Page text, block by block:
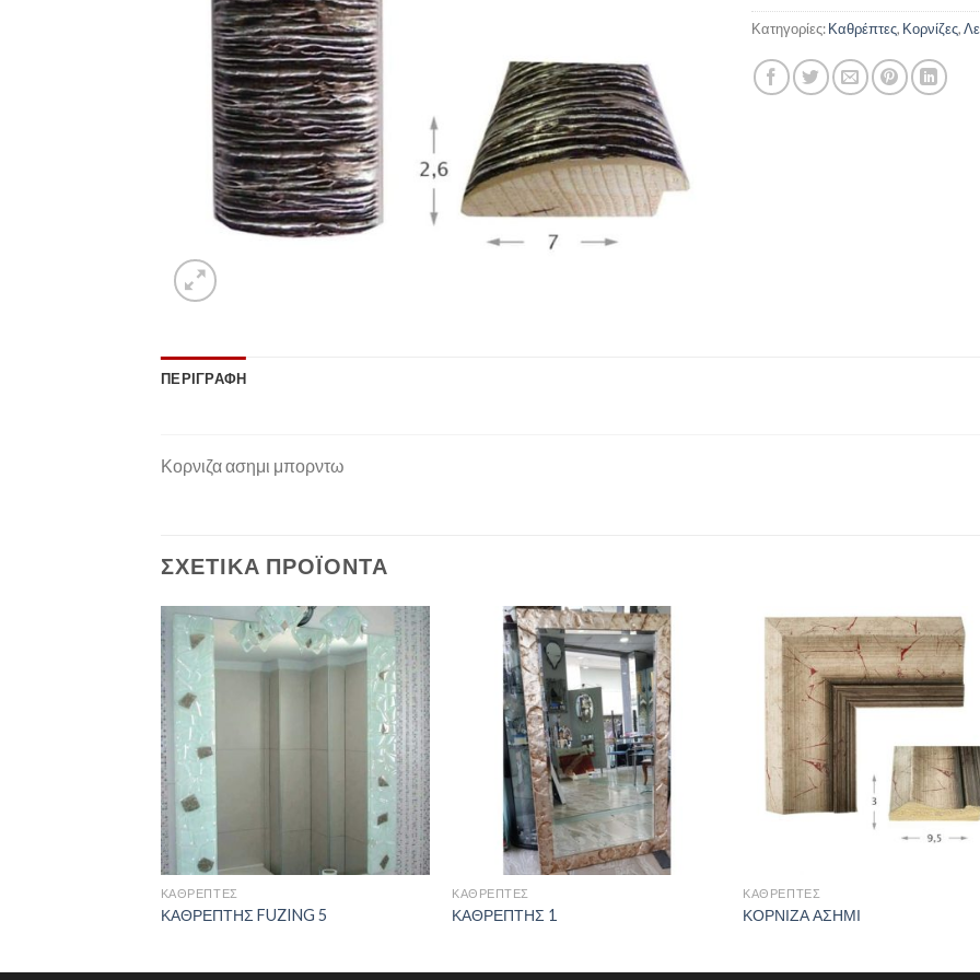
Κατηγορίες:Καθρέπτες, Κορνίζες,
ΠΕΡΙΓΡΑΦΉ
Κορνιζα ασημι μπορντω
ΣΧΕΤΙΚΆ ΠΡΟΪΌΝΤΑ
ΚΑΘΡΈΠΤΕΣ
ΚΑΘΡΕΠΤΗΣ FUZING 5
ΚΑΘΡΈΠΤΕΣ
ΚΑΘΡΕΠΤΗΣ 1
ΚΑΘΡΈΠΤΕΣ
ΚΟΡΝΙΖΑ ΑΣΗΜΙ